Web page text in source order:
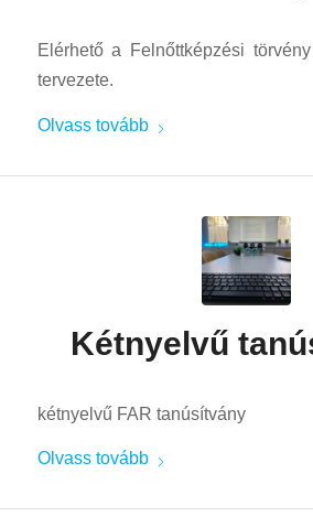
Elérhető a Felnőttképzési
tervezete.
Olvass tovább
Kétnyelvű
kétnyelvű FAR tanúsítvány
Olvass tovább